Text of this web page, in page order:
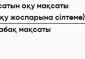
оқу мақсаты
жоспарына сілтеме)
мақсаты